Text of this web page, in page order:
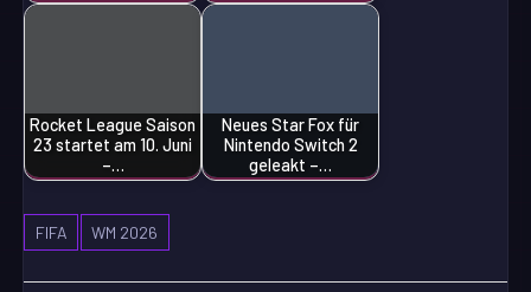
Rocket League Saison
23 startet am 10. Juni
–…
Neues Star Fox für
Nintendo Switch 2
geleakt –…
FIFA WM 2026